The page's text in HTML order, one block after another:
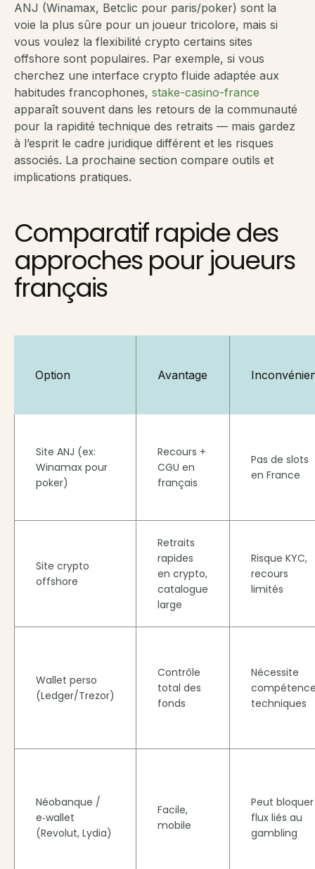
ANJ (Winamax, Betclic pour paris/poker) sont la
voie la plus sûre pour un joueur tricolore, mais si
vous voulez la flexibilité crypto certains sites
offshore sont populaires. Par exemple, si vous
cherchez une interface crypto fluide adaptée aux
habitudes francophones, stake-casino-france
apparaît souvent dans les retours de la communauté
pour la rapidité technique des retraits — mais gardez
à l’esprit le cadre juridique différent et les risques
associés. La prochaine section compare outils et
implications pratiques.
Comparatif rapide des
approches pour joueurs
français
Option Avantage
Site ANJ (ex:
Winamax pour
poker)
Recours +
CGU en
français
Pas de slots
en France
Site crypto
offshore
Retraits
rapides
en crypto,
catalogue
large
Risque KYC,
recours
limités
Wallet perso
(Ledger/Trezor)
Contrôle
total des
fonds
Nécessite
techniques
Néobanque /
e‑wallet
(Revolut, Lydia)
Facile,
mobile
Peut bloquer
flux liés au
gambling